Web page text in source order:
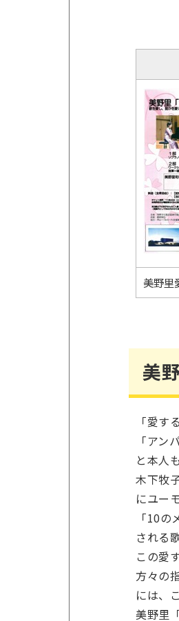
美野里
美
「愛
「ア
と本人
木下牧
にユー
「10
される
この愛
方々の
には、
美野里